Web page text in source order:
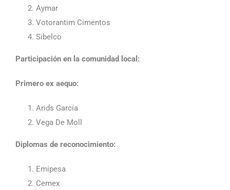
Aymar
Votorantim Cimentos
Sibelco
Participación en la comunidad local:
Primero ex aequo:
Arids García
Vega De Moll
Diplomas de reconocimiento:
Emipesa
Cemex